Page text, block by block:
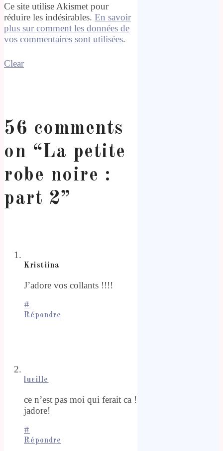
Ce site utilise Akismet pour
réduire les indésirables. En savoir
plus sur comment les données de
vos commentaires sont utilisées.
Clear
56 comments
on “La petite
robe noire :
part 2”
Kristiina
J’adore vos collants !!!!
#
Répondre
lucille
ce n’est pas moi qui ferait ca !
jadore!
#
Répondre